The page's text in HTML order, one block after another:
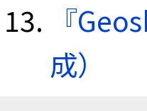
『
成）